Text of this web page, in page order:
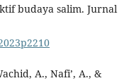
budaya salim. Jurnal
A., Nafi’, A., &